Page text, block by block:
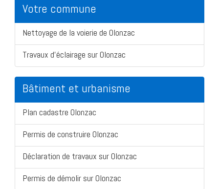
Votre commune
Nettoyage de la voierie de Olonzac
Travaux d'éclairage sur Olonzac
Bâtiment et urbanisme
Plan cadastre Olonzac
Permis de construire Olonzac
Déclaration de travaux sur Olonzac
Permis de démolir sur Olonzac